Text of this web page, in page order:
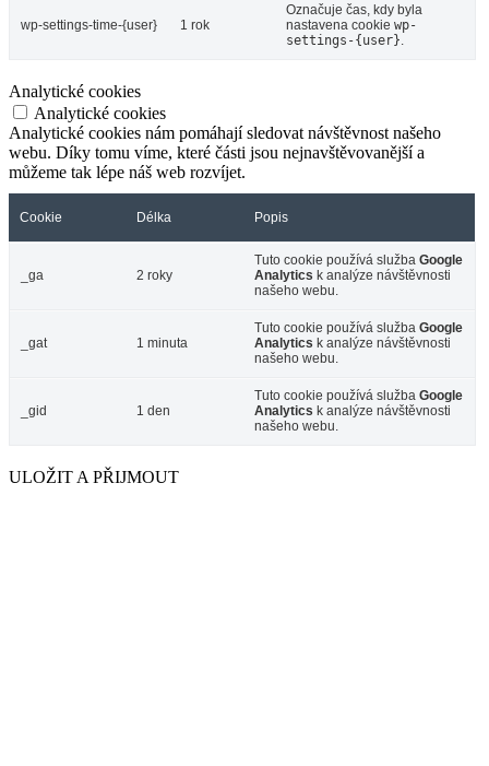
wp-settings-time-{user} 1 rok
Označuje čas, kdy byla
nastavena cookie wp-
settings-{user}
Analytické cookies
Analytické cookies
Analytické cookies nám pomáhají sledovat návštěvnost našeho
webu. Díky tomu víme, které části jsou nejnavštěvovanější a
můžeme tak lépe náš web rozvíjet.
Cookie Délka Popis
_ga 2 roky
Tuto cookie používá služba Google
Analytics k analýze návštěvnosti
našeho webu.
_gat 1 minuta
Tuto cookie používá služba Google
Analytics k analýze návštěvnosti
našeho webu.
_gid 1 den
Tuto cookie používá služba Google
Analytics k analýze návštěvnosti
našeho webu.
ULOŽIT A PŘIJMOUT